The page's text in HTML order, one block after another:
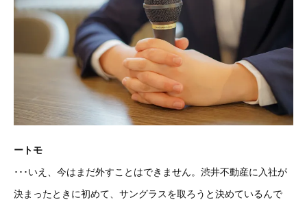
ートモ
･･･いえ、今はまだ外すことはできません。渋井不動産に入社が
決まったときに初めて、サングラスを取ろうと決めているんで